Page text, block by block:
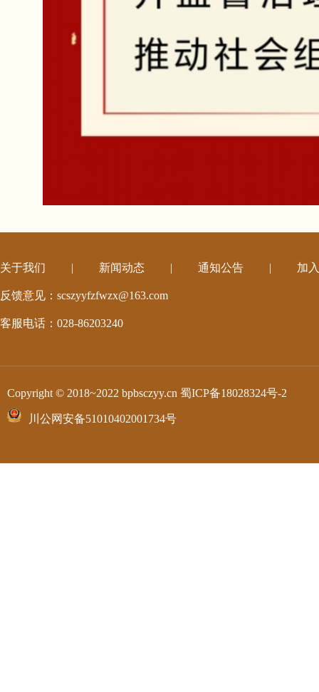
关于我们 | 新闻动态 | 通知公告 | 加
反馈意见：scszyyfzfwzx@163.com
客服电话：028-86203240
Copyright © 2018~2022 bpbsczyy.cn 蜀ICP备18028324号-2
川公网安备51010402001734号